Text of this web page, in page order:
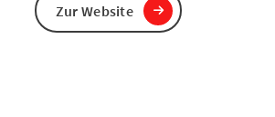
Zur Website